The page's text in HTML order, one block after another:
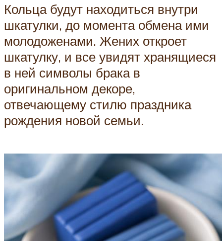
Кольца будут находиться внутри
шкатулки, до момента обмена ими
молодоженами. Жених откроет
шкатулку, и все увидят хранящиеся
в ней символы брака в
оригинальном декоре,
отвечающему стилю праздника
рождения новой семьи.